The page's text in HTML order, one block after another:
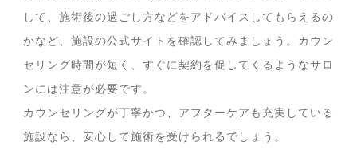
して、施術後の過ごし方などをアドバイスしてもらえるの
かなど、施設の公式サイトを確認してみましょう。カウン
セリング時間が短く、すぐに契約を促してくるようなサロ
ンには注意が必要です。
カウンセリングが丁寧かつ、アフターケアも充実している
施設なら、安心して施術を受けられるでしょう。